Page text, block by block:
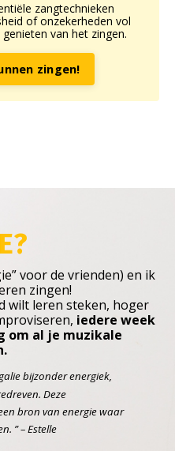
zangtechnieken
of onzekerheden vol
van het zingen.
zingen!
?
voor de vrienden) en ik
zingen!
wilt leren steken, hoger
iedere week
om al je muzikale
bijzonder energiek,
Deze
bron van energie waar
” – Estelle